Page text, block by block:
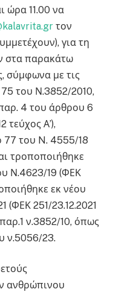
ώρα 11.00 να
τον
για τη
στα παρακάτω
σύμφωνα με τις
75 του Ν.3852/2010,
4 του άρθρου 6
τεύχος Α’),
77 του N. 4555/18
τροποποιήθηκε
Ν.4623/19 (ΦΕΚ
εκ νέου
(ΦΕΚ 251/23.12.2021
ν.3852/10, όπως
ν.5056/23.
ανθρώπινου